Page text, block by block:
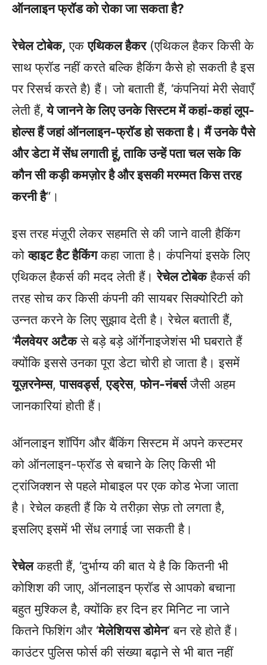
ऑनलाइन फ्रॉड को रोका जा सकता है?
रेचेल टोबेक, एकएथिकल हैकर(एथिकल हैकर किसी के
साथ फ्रॉड नहीं करते बल्कि हैकिंग कैसे हो सकती है इस
पर रिसर्च करते है) हैं। जो बताती हैं, ‘कंपनियां मेरी सेवाएँ
लेती हैं, ये जानने के लिए उनके सिस्टम में कहां-कहां लूप-
होल्स हैं जहां ऑनलाइन-फ्रॉड हो सकता है। मैं उनके पैसे
और डेटा में सेंध लगाती हूं, ताकि उन्हें पता चल सके कि
कौन सी कड़ी कमज़ोर है और इसकी मरम्मत किस तरह
करनी है“।
इस तरह मंज़ूरी लेकर सहमति से की जाने वाली हैकिंग
कोव्हाइट हैट हैकिंगकहा जाता है। कंपनियां इसके लिए
एथिकल हैकर्स की मदद लेती हैं।रेचेल टोबेकहैकर्स की
तरह सोच कर किसी कंपनी की सायबर सिक्योरिटी को
उन्नत करने के लिए सुझाव देती है। रेचेल बताती हैं,
‘मैलवेयर अटैकसे बड़े बड़े ऑर्गेनाइजेशंस भी घबराते हैं
क्योंकि इससे उनका पूरा डेटा चोरी हो जाता है। इसमें
यूज़रनेम्स,पासवर्ड्स,एड्रेस,फोन-नंबर्सजैसी अहम
जानकारियां होती हैं।
ऑनलाइन शॉपिंग और बैंकिंग सिस्टम में अपने कस्टमर
को ऑनलाइन-फ्रॉड से बचाने के लिए किसी भी
ट्रांजिक्शन से पहले मोबाइल पर एक कोड भेजा जाता
है। रेचेल कहती हैं कि ये तरीक़ा सेफ़ तो लगता है,
इसलिए इसमें भी सेंध लगाई जा सकती है।
रेचेलकहती हैं, ‘दुर्भाग्य की बात ये है कि कितनी भी
कोशिश की जाए, ऑनलाइन फ्रॉड से आपको बचाना
बहुत मुश्किल है, क्योंकि हर दिन हर मिनिट ना जाने
कितने फिशिंग और ‘मेलेशियस डोमेन‘ बन रहे होते हैं।
काउंटर पुलिस फोर्स की संख्या बढ़ाने से भी बात नहीं